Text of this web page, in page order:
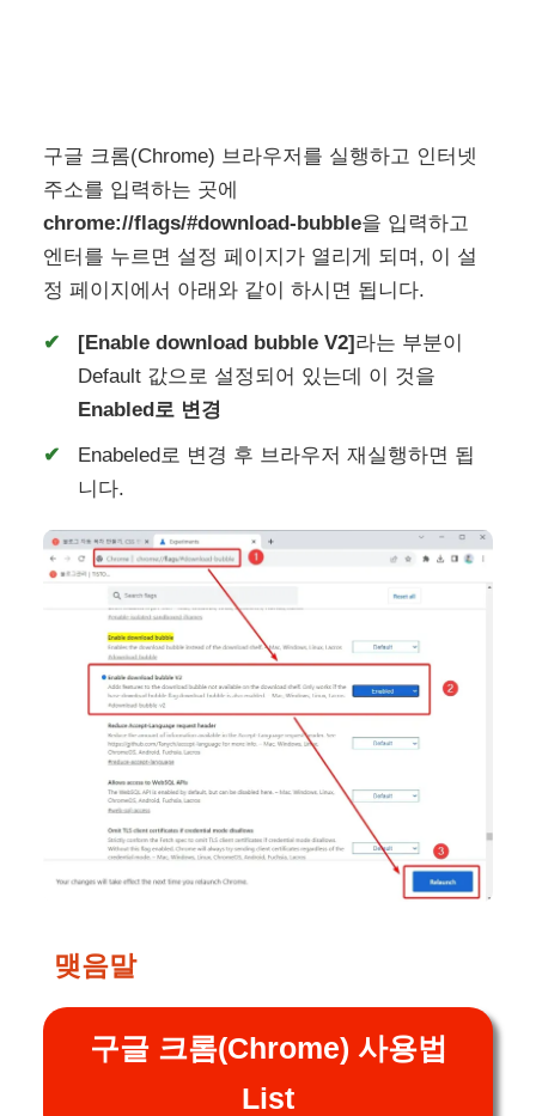
구글 크롬(Chrome) 브라우저를 실행하고 인터넷
주소를 입력하는 곳에
chrome://flags/#download-bubble을 입력하고
엔터를 누르면 설정 페이지가 열리게 되며, 이 설
정 페이지에서 아래와 같이 하시면 됩니다.
[Enable download bubble V2] 라는 부분이
Default 값으로 설정되어 있는데 이 것을
Enabled로 변경
Enabeled로 변경 후 브라우저 재실행하면 됩
니다.
맺음말
구글 크롬(Chrome) 사용법
List